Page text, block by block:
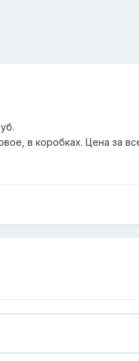
в коробках. Цена за